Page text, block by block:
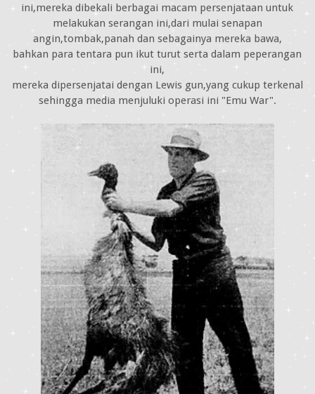
ini,mereka dibekali berbagai macam persenjataan untuk
melakukan serangan ini,dari mulai senapan
angin,tombak,panah dan sebagainya mereka bawa,
bahkan para tentara pun ikut turut serta dalam peperangan
ini,
mereka dipersenjatai dengan Lewis gun,yang cukup terkenal
sehingga media menjuluki operasi ini "Emu War".